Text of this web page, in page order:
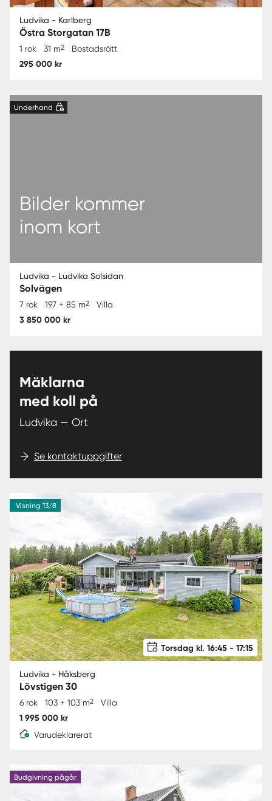
Ludvika - Karlberg
Östra Storgatan 17B
1 rok 31 m2 Bostadsrätt
295 000 kr
Bilder kommer
inom kort
Underhand
Ludvika - Ludvika Solsidan
Solvägen
7 rok 197 + 85 m2 Villa
3 850 000 kr
Mäklarna
med koll på
Ludvika — Ort
Se kontaktuppgifter
Visning 13/8
Torsdag kl. 16:45 - 17:15
Ludvika - Håksberg
Lövstigen 30
6 rok 103 + 103 m2 Villa
1 995 000 kr
Varudeklarerat
Budgivning pågår